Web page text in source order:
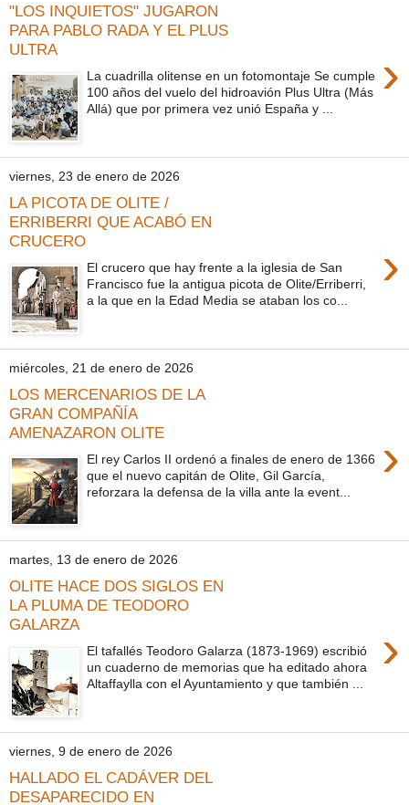
"LOS INQUIETOS" JUGARON
PARA PABLO RADA Y EL PLUS
ULTRA
›
La cuadrilla olitense en un fotomontaje Se cumple
100 años del vuelo del hidroavión Plus Ultra (Más
Allá) que por primera vez unió España y ...
viernes, 23 de enero de 2026
LA PICOTA DE OLITE /
ERRIBERRI QUE ACABÓ EN
CRUCERO
›
El crucero que hay frente a la iglesia de San
Francisco fue la antigua picota de Olite/Erriberri,
a la que en la Edad Media se ataban los co...
miércoles, 21 de enero de 2026
LOS MERCENARIOS DE LA
GRAN COMPAÑÍA
AMENAZARON OLITE
›
El rey Carlos II ordenó a finales de enero de 1366
que el nuevo capitán de Olite, Gil García,
reforzara la defensa de la villa ante la event...
martes, 13 de enero de 2026
OLITE HACE DOS SIGLOS EN
LA PLUMA DE TEODORO
GALARZA
›
El tafallés Teodoro Galarza (1873-1969) escribió
un cuaderno de memorias que ha editado ahora
Altaffaylla con el Ayuntamiento y que también ...
viernes, 9 de enero de 2026
HALLADO EL CADÁVER DEL
DESAPARECIDO EN